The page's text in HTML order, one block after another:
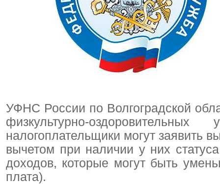
УФНС России по Волгоградской
физкультурно-
налогоплательщики могут заявить
вычетом при наличии у них
доходов, которые могут быть
плата).